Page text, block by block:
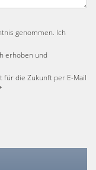
genommen. Ich
erhoben und
für die Zukunft per E-Mail